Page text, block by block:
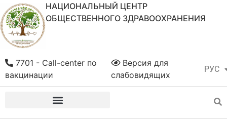
НАЦИОНАЛЬНЫЙ ЦЕНТР
ОБЩЕСТВЕННОГО ЗДРАВООХРАНЕНИЯ
РУС
ҚАЗ
Версия для
слабовидящих
7701 - Call-center по
вакцинации